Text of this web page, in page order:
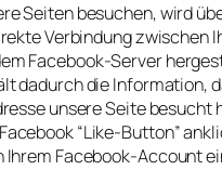
Seiten besuchen, wird
Verbindung zwischen
Facebook-Server
dadurch die Information,
unsere Seite besucht
“Like-Button”
Ihrem Facebook-Account